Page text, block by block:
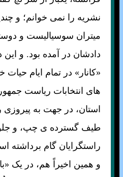
نشريه را نمی خوانم؛ و
ميتران سوسياليست و
دادشان در آمده بود. و
«کانار» در تمام ايام حيات
های انتخابات رياست
استان، در جهت به پيروزی
طيف گسترده ی چپ، و
راستگرايان گام برداشته
و همين اخيراً هم، در يک